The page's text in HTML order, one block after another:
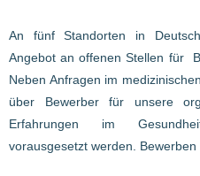
An fünf Standorten in
Angebot an offenen Stellen für
Neben Anfragen im
über Bewerber für unsere
Erfahrungen im
vorausgesetzt werden. Bewerben